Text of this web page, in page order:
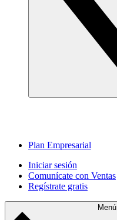
Plan Empresarial
Iniciar sesión
Comunícate con Ventas
Regístrate gratis
Menú